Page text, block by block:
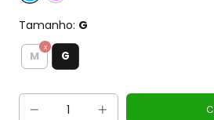
Tamanho: G
M G